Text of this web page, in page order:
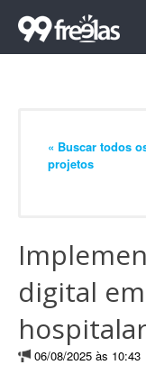
« Buscar todos
projetos
digital
06/08/2025 às 10:43